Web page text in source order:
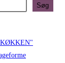
Søg